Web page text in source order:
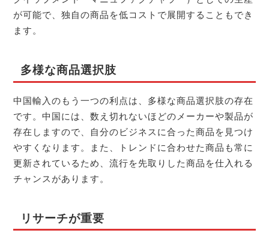
が可能で、独自の商品を低コストで展開することもでき
ます。
多様な商品選択肢
中国輸入のもう一つの利点は、多様な商品選択肢の存在
です。中国には、数え切れないほどのメーカーや製品が
存在しますので、自分のビジネスに合った商品を見つけ
やすくなります。また、トレンドに合わせた商品も常に
更新されているため、流行を先取りした商品を仕入れる
チャンスがあります。
リサーチが重要